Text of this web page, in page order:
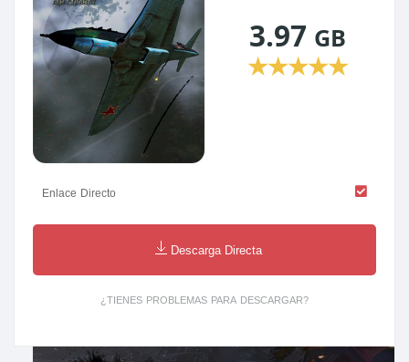
3.97 GB
★★★★★
Enlace Directo
Descarga Directa
¿TIENES PROBLEMAS PARA DESCARGAR?